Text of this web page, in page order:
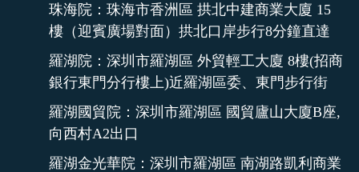
珠海院：珠海市香洲區 拱北中建商業大廈 15
樓（迎賓廣場對面）拱北口岸步行8分鐘直達
羅湖院：深圳市羅湖區 外貿輕工大廈 8樓(招商
銀行東門分行樓上)近羅湖區委、東門步行街
羅湖國貿院：深圳市羅湖區 國貿廬山大廈B座,
向西村A2出口
羅湖金光華院：深圳市羅湖區 南湖路凱利商業